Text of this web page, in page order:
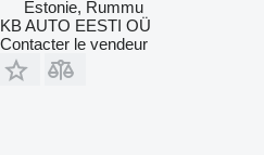
Estonie, Rummu
KB AUTO EESTI OÜ
Contacter le vendeur